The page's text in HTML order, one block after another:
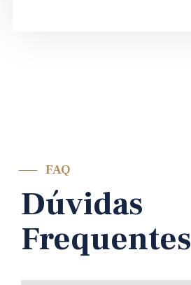
FAQ
Dúvidas
Frequentes